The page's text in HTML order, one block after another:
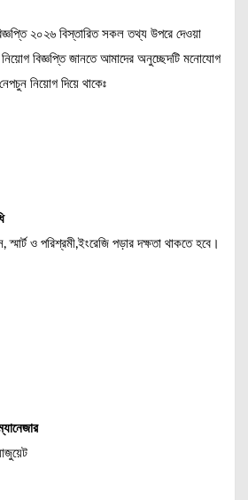
২০২৬ বিস্তারিত সকল তথ্য উপরে দেওয়া
বিজ্ঞপ্তি জানতে আমাদের অনুচ্ছেদটি মনোযোগ
নিয়োগ দিয়ে থাকেঃ
ও পরিশ্রমী,ইংরেজি পড়ার দক্ষতা থাকতে হবে।